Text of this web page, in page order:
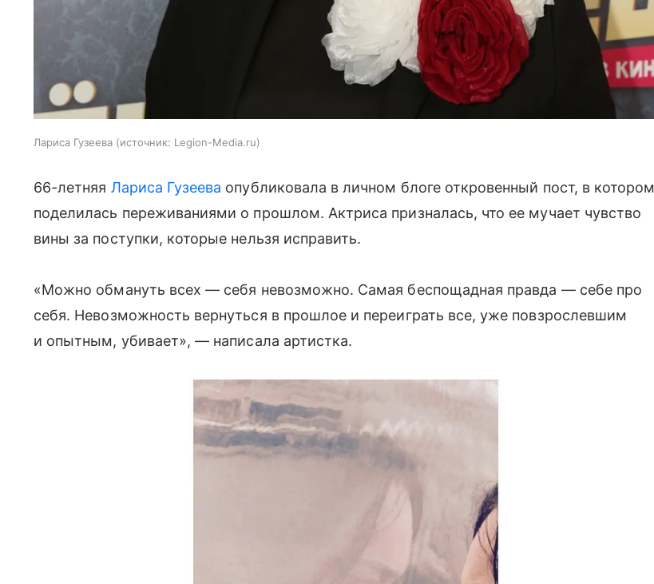
Лариса Гузеева источник: Legion-Media.ru
66-летняя Лариса Гузеева опубликовала в личном блоге откровенный пост, в котором
поделилась переживаниями о прошлом. Актриса призналась, что ее мучает чувство
вины за поступки, которые нельзя исправить.
«Можно обмануть всех — себя невозможно. Самая беспощадная правда — себе про
себя. Невозможность вернуться в прошлое и переиграть все, уже повзрослевшим
и опытным, убивает», — написала артистка.